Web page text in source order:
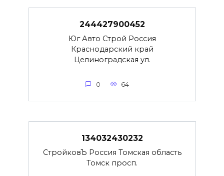
244427900452
Юг Авто Строй Россия
Краснодарский край
Целиноградская ул.
0 64
134032430232
СтройковЪ Россия Томская область
Томск просп.